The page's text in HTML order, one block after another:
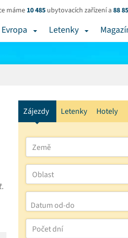
máme 10 485 ubytovacích zařízení a 88
Evropa Letenky
Zájezdy Letenky Hotely
Země
Oblast
Počet dní